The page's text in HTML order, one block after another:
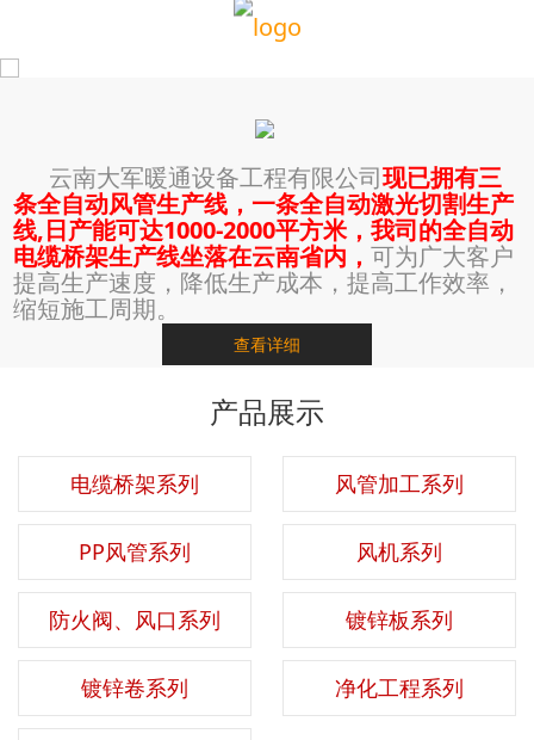
云南大军暖通设备工程有限公司现已拥有三
条全自动风管生产线，一条全自动激光切割生产
线,日产能可达1000-2000平方米，我司的全自动
电缆桥架生产线坐落在云南省内， 可为广大客户
提高生产速度，降低生产成本，提高工作效率，
缩短施工周期。
查看详细
产品展示
电缆桥架系列 风管加工系列
PP风管系列 风机系列
防火阀、风口系列 镀锌板系列
镀锌卷系列 净化工程系列